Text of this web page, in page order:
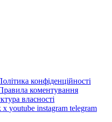
конфіденційності
коментування
власності
x youtube instagram telegram